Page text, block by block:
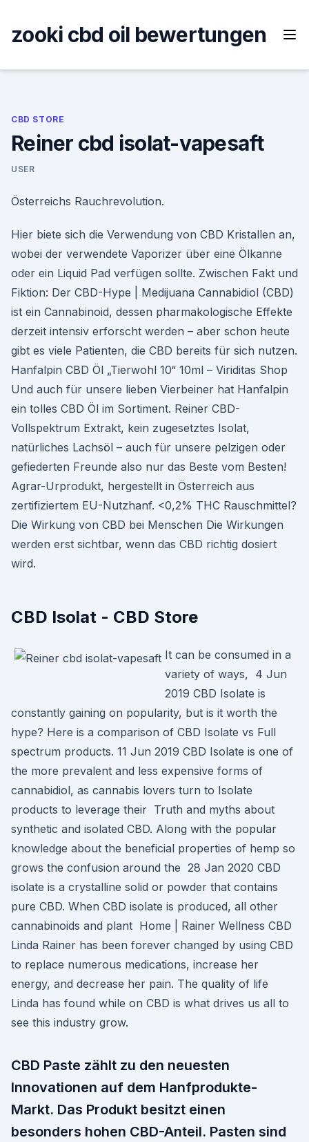
content
zooki cbd oil bewertungen
CBD STORE
Reiner cbd isolat-vapesaft
USER
Österreichs Rauchrevolution.
Hier biete sich die Verwendung von CBD Kristallen an,
wobei der verwendete Vaporizer über eine Ölkanne
oder ein Liquid Pad verfügen sollte. Zwischen Fakt und
Fiktion: Der CBD-Hype | Medijuana Cannabidiol (CBD)
ist ein Cannabinoid, dessen pharmakologische Effekte
derzeit intensiv erforscht werden – aber schon heute
gibt es viele Patienten, die CBD bereits für sich nutzen.
Hanfalpin CBD Öl „Tierwohl 10“ 10ml – Viriditas Shop
Und auch für unsere lieben Vierbeiner hat Hanfalpin
ein tolles CBD Öl im Sortiment. Reiner CBD-
Vollspektrum Extrakt, kein zugesetztes Isolat,
natürliches Lachsöl – auch für unsere pelzigen oder
gefiederten Freunde also nur das Beste vom Besten!
Agrar-Urprodukt, hergestellt in Österreich aus
zertifiziertem EU-Nutzhanf. <0,2% THC Rauschmittel?
Die Wirkung von CBD bei Menschen Die Wirkungen
werden erst sichtbar, wenn das CBD richtig dosiert
wird.
CBD Isolat - CBD Store
It can be consumed in a
variety of ways, 4 Jun
2019 CBD Isolate is
constantly gaining on popularity, but is it worth the
hype? Here is a comparison of CBD Isolate vs Full
spectrum products. 11 Jun 2019 CBD Isolate is one of
the more prevalent and less expensive forms of
cannabidiol, as cannabis lovers turn to Isolate
products to leverage their Truth and myths about
synthetic and isolated CBD. Along with the popular
knowledge about the beneficial properties of hemp so
grows the confusion around the 28 Jan 2020 CBD
isolate is a crystalline solid or powder that contains
pure CBD. When CBD isolate is produced, all other
cannabinoids and plant Home | Rainer Wellness CBD
Linda Rainer has been forever changed by using CBD
to replace numerous medications, increase her
energy, and decrease her pain. The quality of life
Linda has found while on CBD is what drives us all to
see this industry grow.
CBD Paste zählt zu den neuesten
Innovationen auf dem Hanfprodukte-
Markt. Das Produkt besitzt einen
besonders hohen CBD-Anteil. Pasten sind